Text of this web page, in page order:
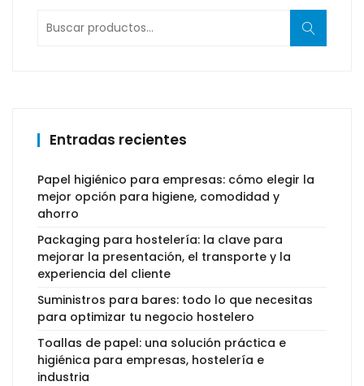
por:
Entradas recientes
Papel higiénico para empresas: cómo elegir la
mejor opción para higiene, comodidad y
ahorro
Packaging para hostelería: la clave para
mejorar la presentación, el transporte y la
experiencia del cliente
Suministros para bares: todo lo que necesitas
para optimizar tu negocio hostelero
Toallas de papel: una solución práctica e
higiénica para empresas, hostelería e
industria